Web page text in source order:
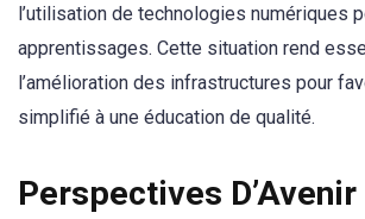
l’utilisation de technologies numériques
apprentissages. Cette situation rend
l’amélioration des infrastructures pour
simplifié à une éducation de qualité.
Perspectives D’Avenir